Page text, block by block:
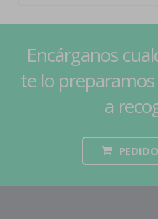
Encárganos
te lo
a